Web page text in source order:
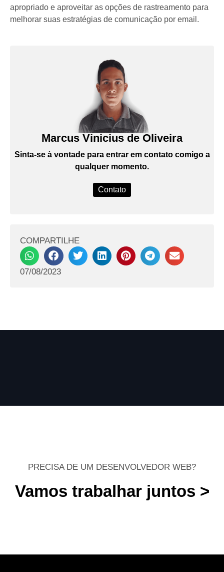
apropriado e aproveitar as opções de rastreamento para
melhorar suas estratégias de comunicação por email.
Marcus Vinicius de Oliveira
Sinta-se à vontade para entrar em contato comigo a
qualquer momento.
Contato
COMPARTILHE
07/08/2023
PRECISA DE UM DESENVOLVEDOR WEB?
Vamos trabalhar juntos >